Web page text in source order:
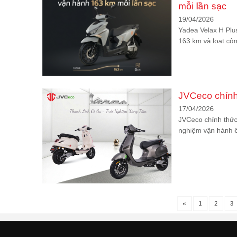
mỗi lần sạc
19/04/2026
Yadea Velax H
163 km và loạt
JVCeco
17/04/2026
JVCeco chính
nghiệm vận hành
« 1 2 3